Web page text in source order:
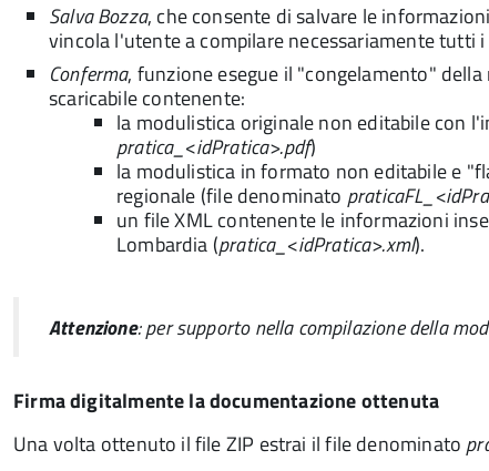
Salva Bozza, che consente di salvare le
vincola l'utente a compilare necessariamente tutti i
Conferma, funzione esegue il "congelamento"
scaricabile contenente:
la modulistica originale non editabile con
pratica_<idPratica>.pdf)
la modulistica in formato non editabile e
regionale (file denominato
un file XML contenente le informazioni
Lombardia (pratica_<idPratica>.xml).
Attenzione: per supporto nella compilazione della
Firma digitalmente la documentazione ottenuta
Una volta ottenuto il file ZIP estrai il file denominato